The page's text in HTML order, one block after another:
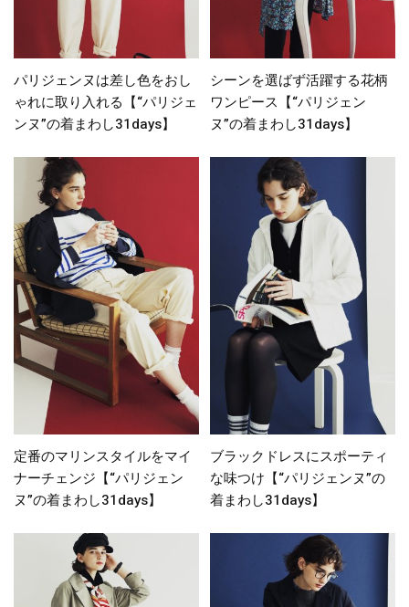
パリジェンヌは差し色をおし
ゃれに取り入れる【“パリジェ
ンヌ”の着まわし31days】
シーンを選ばず活躍する花柄
ワンピース【“パリジェン
ヌ”の着まわし31days】
定番のマリンスタイルをマイ
ナーチェンジ【“パリジェン
ヌ”の着まわし31days】
ブラックドレスにスポーティ
な味つけ【“パリジェンヌ”の
着まわし31days】